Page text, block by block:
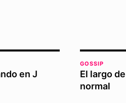
en J
GOSSIP
El largo
normal